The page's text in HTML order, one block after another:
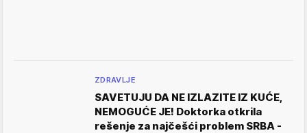
ZDRAVLJE
SAVETUJU DA NE IZLAZITE IZ KUĆE,
NEMOGUĆE JE! Doktorka otkrila
rešenje za najčešći problem SRBA -